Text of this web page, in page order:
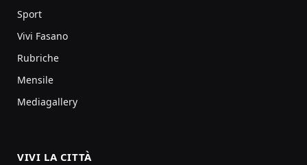
Sport
Vivi Fasano
Rubriche
Mensile
Mediagallery
VIVI LA CITTÀ